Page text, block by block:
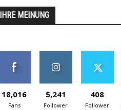
IHRE MEINUNG
18,016
Fans
5,241
Follower
408
Follower